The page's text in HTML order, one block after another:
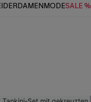
DAMENMODESALE %